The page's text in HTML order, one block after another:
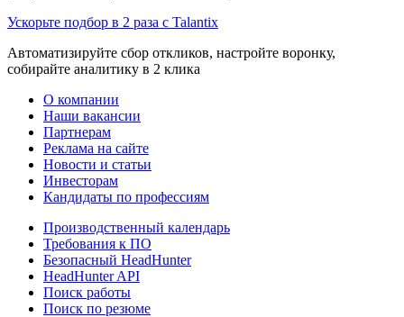
Ускорьте подбор в 2 раза с Talantix
Автоматизируйте сбор откликов, настройте воронку,
собирайте аналитику в 2 клика
О компании
Наши вакансии
Партнерам
Реклама на сайте
Новости и статьи
Инвесторам
Кандидаты по профессиям
Производственный календарь
Требования к ПО
Безопасный HeadHunter
HeadHunter API
Поиск работы
Поиск по резюме